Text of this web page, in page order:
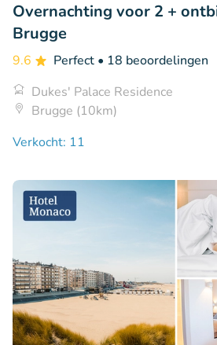
Overnachting voor 2 +
Brugge
9.6 Perfect • 18 beoordelingen
Dukes' Palace Residence
Brugge (10km)
Verkocht: 11